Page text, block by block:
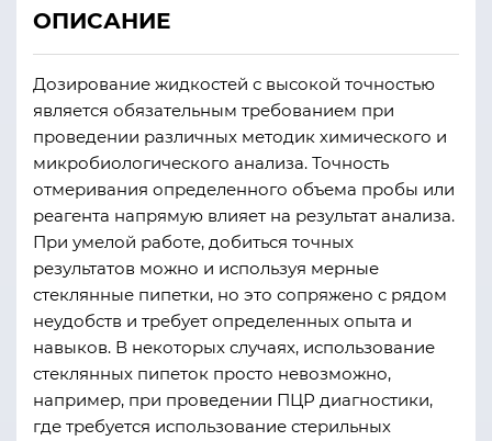
ОПИСАНИЕ
Дозирование жидкостей с высокой точностью
является обязательным требованием при
проведении различных методик химического и
микробиологического анализа. Точность
отмеривания определенного объема пробы или
реагента напрямую влияет на результат анализа.
При умелой работе, добиться точных
результатов можно и используя мерные
стеклянные пипетки, но это сопряжено с рядом
неудобств и требует определенных опыта и
навыков. В некоторых случаях, использование
стеклянных пипеток просто невозможно,
например, при проведении ПЦР диагностики,
где требуется использование стерильных